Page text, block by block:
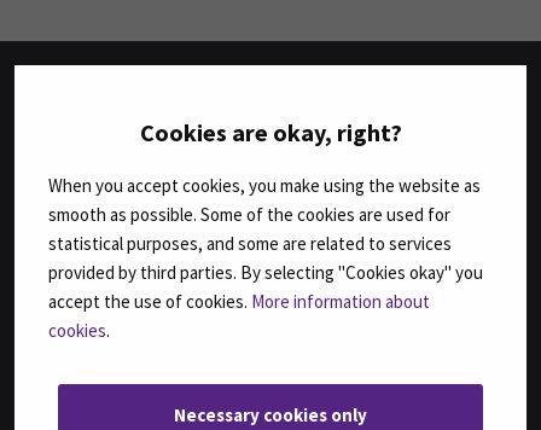
Cookies are okay, right?
When you accept cookies, you make using the website as
smooth as possible. Some of the cookies are used for
statistical purposes, and some are related to services
provided by third parties. By selecting "Cookies okay" you
accept the use of cookies. More information about
cookies.
Necessary cookies only
TUTKINNOT
Agrologi (ylempi AMK), Maatalousyrityksen kehittäminen
Bachelor of Business Administration, International Business
Bachelor of Engineering, Automation Engineering
Bachelor of Engineering, Sustainable Food Processing,
(ent. Agri-food Engineering)
Fysioterapeutti (AMK)